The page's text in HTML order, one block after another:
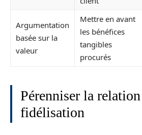
Argumentation
basée sur la
valeur
Mettre en avant
les bénéfices
tangibles
procurés
Pérenniser la
fidélisation